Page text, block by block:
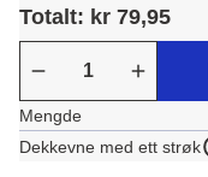
Totalt: kr 79,95
Mengde
Dekkevne med ett strøk